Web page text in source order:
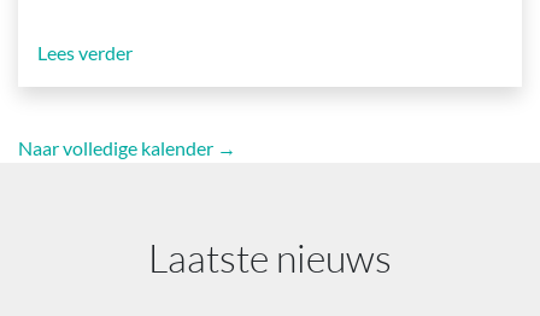
Lees verder
Naar volledige kalender →
Laatste nieuws